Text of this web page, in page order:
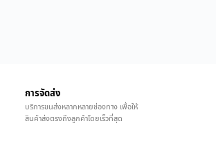
การจัดส่ง
บริการขนส่งหลากหลายช่องทาง เพื่อให้
สินค้าส่งตรงถึงลูกค้าโดยเร็วที่สุด